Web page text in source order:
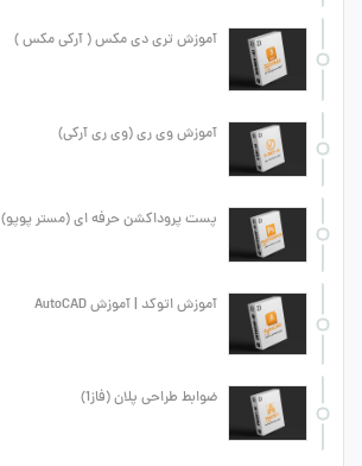
آموزش تری دی مکس ( آرکی مکس )
آموزش وی ری (وی ری آرکی)
پست پروداکشن حرفه ای (مستر پوپو)
آموزش اتوکد | آموزش AutoCAD
ضوابط طراحی پلان (فاز1)